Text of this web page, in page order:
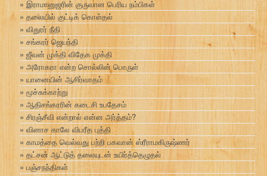
இராமானுஜரின் குருவான பெரிய நம்பிகள்
தலையில் குட்டிக் கொள்தல்
விதுரர் நீதி
சங்கரர் ஜெயந்தி
ஜீவன் முக்தி விதேக முக்தி
அரோகரா என்ற சொல்லின் பொருள்
யானையின் ஆசிர்வாதம்
மூச்சுக்காற்று
ஆதிசங்கரரின் கடைசி உபதேசம்
சிரஞ்சீவி என்றால் என்ன அர்த்தம்?
வினாச காலே விபரீத புத்தி
காமத்தை வெல்வது பற்றி பகவான் ஸ்ரீராமகிருஷ்ணர்
தட்சன் ஆட்டுத் தலையுடன் உயிர்த்தெழுதல்
பஞ்சநந்திகள்